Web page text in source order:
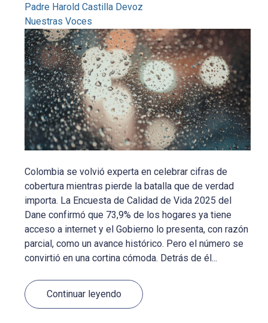
Padre Harold Castilla Devoz
Nuestras Voces
Colombia se volvió experta en celebrar cifras de
cobertura mientras pierde la batalla que de verdad
importa. La Encuesta de Calidad de Vida 2025 del
Dane confirmó que 73,9% de los hogares ya tiene
acceso a internet y el Gobierno lo presenta, con razón
parcial, como un avance histórico. Pero el número se
convirtió en una cortina cómoda. Detrás de él...
Continuar leyendo